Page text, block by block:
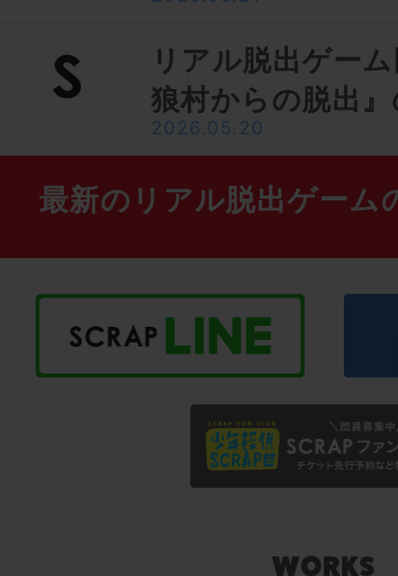
リアル脱出ゲー
狼村からの脱出
2026.05.20
最新のリアル脱出ゲーム